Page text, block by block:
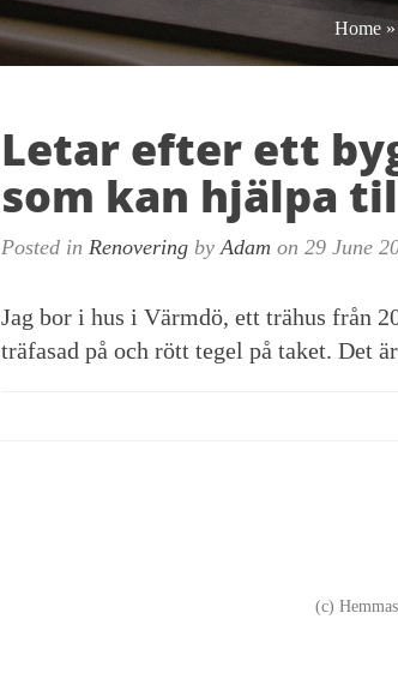
Home
Letar efter ett
som kan hjälpa
Posted in Renovering byAdam on 29 June
Jag bor i hus i Värmdö, ett trähus från
träfasad på och rött tegel på taket. Det
(c)